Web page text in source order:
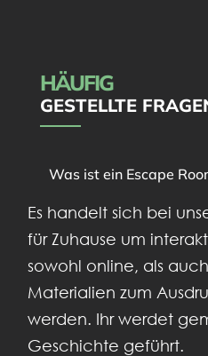
HÄUFIG
GESTELLTE
Was ist ein Escape
Es handelt sich bei
für Zuhause um
sowohl online, als
Materialien zum
werden. Ihr werdet
Geschichte geführt.